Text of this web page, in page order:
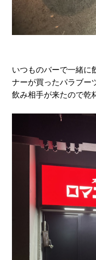
いつものバーで一緒に
ナーが買ったパラブー
飲み相手が来たので乾